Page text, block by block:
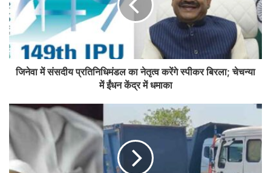
जिनेवा में संसदीय प्रतिनिधिमंडल का नेतृत्व करेंगे स्पीकर बिरला; चेचन्या
में ईंधन केंद्र में धमाका